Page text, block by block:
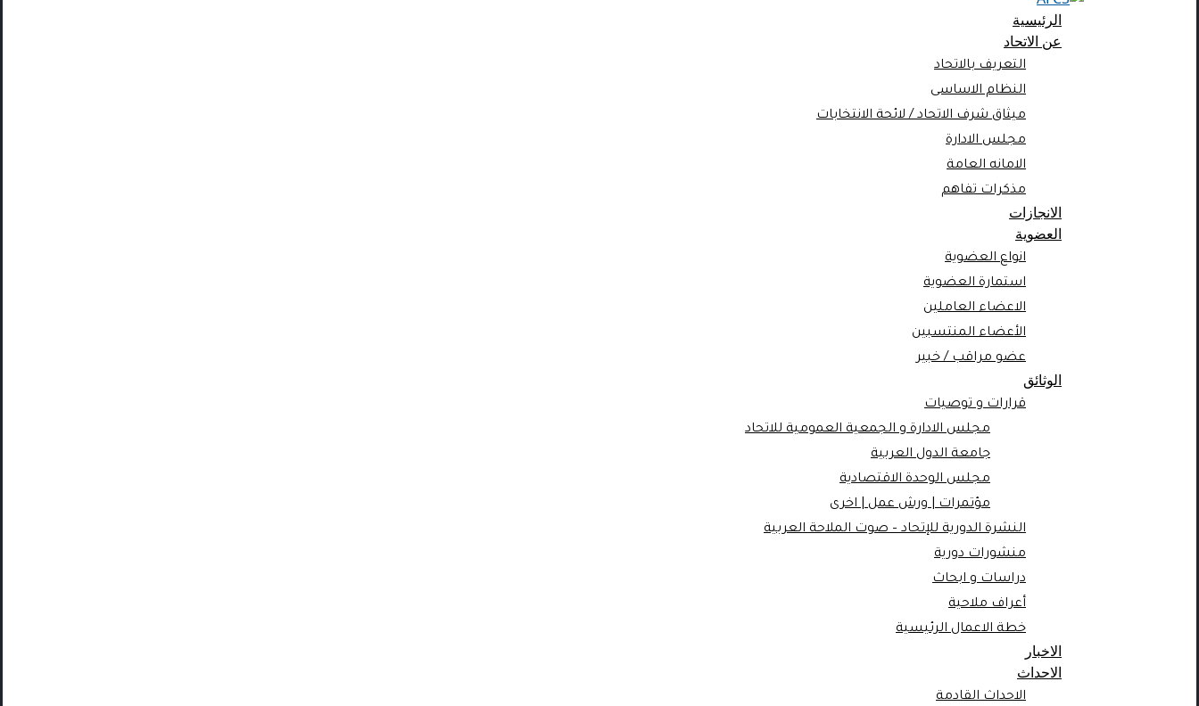
الرئيسية
عن الاتحاد
التعريف بالاتحاد
النظام الاساسى
ميثاق شرف الاتحاد / لائحة الانتخابات
مجلس الادارة
الامانه العامة
مذكرات تفاهم
الانجازات
العضوية
انواع العضوية
استمارة العضوية
الاعضاء العاملين
الأعضاء المنتسبين
عضو مراقب / خبير
الوثائق
قرارات و توصيات
مجلس الادارة و الجمعية العمومية للاتحاد
جامعة الدول العربية
مجلس الوحدة الاقتصادية
مؤتمرات | ورش عمل | اخرى
النشرة الدورية للإتحاد – صوت الملاحة العربية
منشورات دورية
دراسات و ابحاث
أعراف ملاحية
خطة الاعمال الرئيسية
الاخبار
الاحداث
الاحداث القادمة